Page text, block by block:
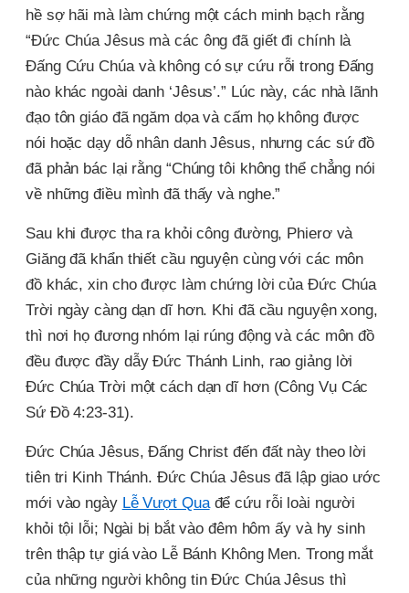
hề sợ hãi mà làm chứng một cách minh bạch rằng
“Đức Chúa Jêsus mà các ông đã giết đi chính là
Đấng Cứu Chúa và không có sự cứu rỗi trong Đấng
nào khác ngoài danh ‘Jêsus’.” Lúc này, các nhà lãnh
đạo tôn giáo đã ngăm dọa và cấm họ không được
nói hoặc dạy dỗ nhân danh Jêsus, nhưng các sứ đồ
đã phản bác lại rằng “Chúng tôi không thể chẳng nói
về những điều mình đã thấy và nghe.”
Sau khi được tha ra khỏi công đường, Phierơ và
Giăng đã khẩn thiết cầu nguyện cùng với các môn
đồ khác, xin cho được làm chứng lời của Đức Chúa
Trời ngày càng dạn dĩ hơn. Khi đã cầu nguyện xong,
thì nơi họ đương nhóm lại rúng động và các môn đồ
đều được đầy dẫy Đức Thánh Linh, rao giảng lời
Đức Chúa Trời một cách dạn dĩ hơn (Công Vụ Các
Sứ Đồ 4:23-31).
Đức Chúa Jêsus, Đấng Christ đến đất này theo lời
tiên tri Kinh Thánh. Đức Chúa Jêsus đã lập giao ước
mới vào ngày Lễ Vượt Quađể cứu rỗi loài người
khỏi tội lỗi; Ngài bị bắt vào đêm hôm ấy và hy sinh
trên thập tự giá vào Lễ Bánh Không Men. Trong mắt
của những người không tin Đức Chúa Jêsus thì